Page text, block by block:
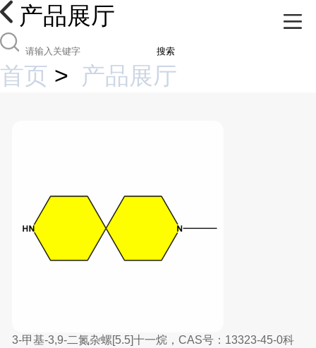
产品展厅
搜索
首页 > 产品展厅
3-甲基-3,9-二氮杂螺[5.5]十一烷，CAS号：13323-45-0科